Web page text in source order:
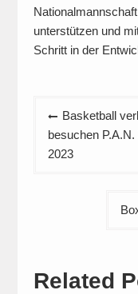
unterstützen und
Schritt in der
Basketball
besuchen
2023
Related